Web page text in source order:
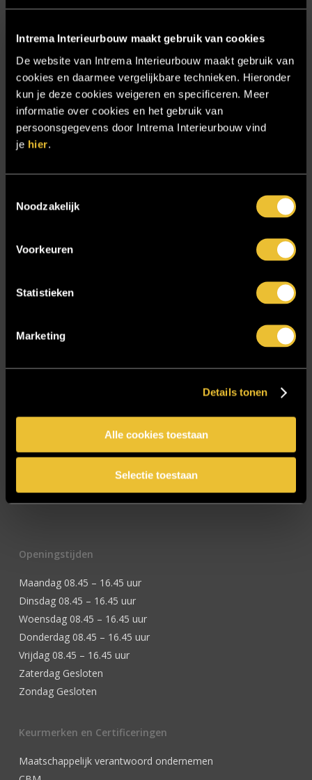
Intrema Interieurbouw maakt gebruik van cookies
De website van Intrema Interieurbouw maakt gebruik van
cookies en daarmee vergelijkbare technieken. Hieronder
kun je deze cookies weigeren en specificeren. Meer
informatie over cookies en het gebruik van
persoonsgegevens door Intrema Interieurbouw vind
je hier.
Noodzakelijk
Voorkeuren
Statistieken
Marketing
Details tonen
Alle cookies toestaan
Selectie toestaan
Showroom
SIDN
Trebbe MiddenWest
TV lift
Twentsch Hooratelier
Vacature Allround monteur interieurbouwer
Zakelijk
Openingstijden
Maandag 08.45 – 16.45 uur
Dinsdag 08.45 – 16.45 uur
Woensdag 08.45 – 16.45 uur
Donderdag 08.45 – 16.45 uur
Vrijdag 08.45 – 16.45 uur
Zaterdag Gesloten
Zondag Gesloten
Keurmerken en Certificeringen
Maatschappelijk verantwoord ondernemen